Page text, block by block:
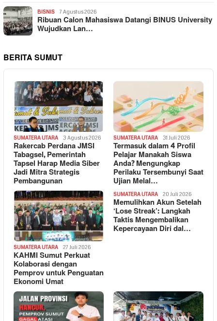
BISNIS 7 Agustus 2026
Ribuan Calon Mahasiswa Datangi BINUS University
Wujudkan Lan…
BERITA SUMUT
SUMATERA UTARA 3 Agustus 2026
Rakercab Perdana JMSI
Tabagsel, Pemerintah
Tapsel Harap Media Siber
Jadi Mitra Strategis
Pembangunan
SUMATERA UTARA 31 Juli 2026
Termasuk dalam 4 Profil
Pelajar Manakah Siswa
Anda? Mengungkap
Perilaku Tersembunyi Saat
Ujian Melal…
SUMATERA UTARA 27 Juli 2026
KAHMI Sumut Perkuat
Kolaborasi dengan
Pemprov untuk Penguatan
Ekonomi Umat
SUMATERA UTARA 20 Juli 2026
Memulihkan Akun Setelah
‘Lose Streak’: Langkah
Taktis Mengembalikan
Kepercayaan Diri dal…